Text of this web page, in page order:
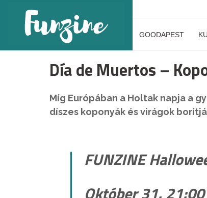
GOODAPEST
Día de Muertos –
Míg Európában a Holtak napja a
díszes koponyák és virágok
FUNZINE